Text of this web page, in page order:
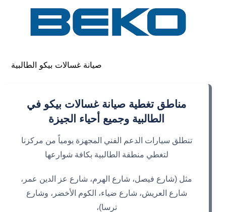
صيانة غسالات بيكو الطالبية
مناطق تغطية صيانة غسالات بيكو في
الطالبية وجميع أحياء الجيزة
تنطلق سيارات الدعم الفني المجهزة يومياً من مركزنا
لتغطي منطقة الطالبية بكافة شوارعها
مثل (شارع فيصل، شارع الهرم، شارع عز الدين عمر،
شارع العريش، شارع ضياء، الكوم الأخضر، وشارع
ترسا)،